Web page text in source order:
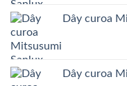
Dây curoa
Dây curoa